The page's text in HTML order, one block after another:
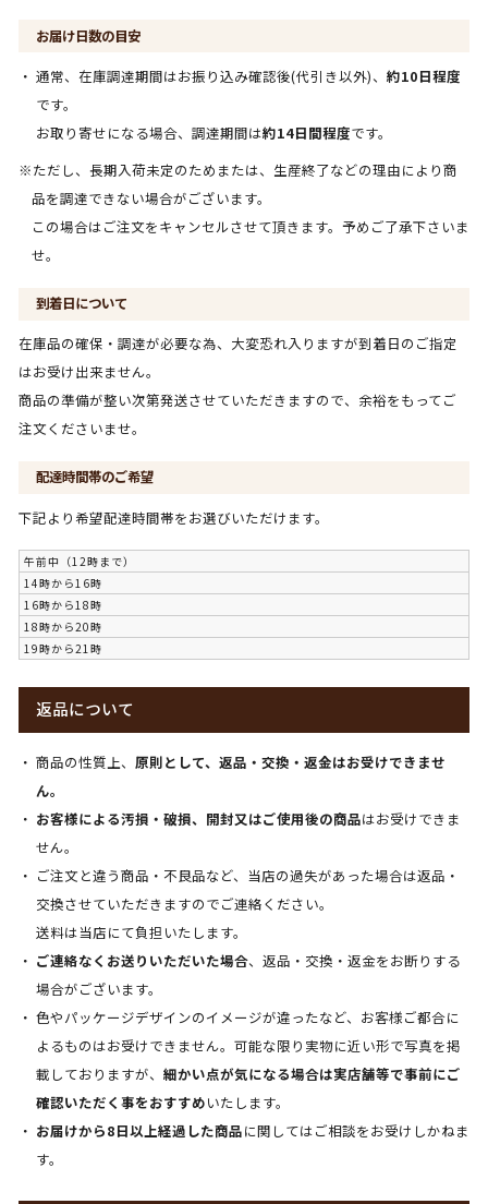
お届け日数の目安
通常、在庫調達期間はお振り込み確認後(代引き以外)、約10日程度
です。
お取り寄せになる場合、調達期間は約14日間程度です。
※ただし、長期入荷未定のためまたは、生産終了などの理由により商
品を調達できない場合がございます。
この場合はご注文をキャンセルさせて頂きます。予めご了承下さいま
せ。
到着日について
在庫品の確保・調達が必要な為、大変恐れ入りますが到着日のご指定
はお受け出来ません。
商品の準備が整い次第発送させていただきますので、余裕をもってご
注文くださいませ。
配達時間帯のご希望
下記より希望配達時間帯をお選びいただけます。
午前中（12時まで）
14時から16時
16時から18時
18時から20時
19時から21時
返品について
商品の性質上、原則として、返品・交換・返金はお受けできませ
ん。
お客様による汚損・破損、開封又はご使用後の商品はお受けできま
せん。
ご注文と違う商品・不良品など、当店の過失があった場合は返品・
交換させていただきますのでご連絡ください。
送料は当店にて負担いたします。
ご連絡なくお送りいただいた場合、返品・交換・返金をお断りする
場合がございます。
色やパッケージデザインのイメージが違ったなど、お客様ご都合に
よるものはお受けできません。可能な限り実物に近い形で写真を掲
載しておりますが、細かい点が気になる場合は実店舗等で事前にご
確認いただく事をおすすめいたします。
お届けから8日以上経過した商品に関してはご相談をお受けしかねま
す。